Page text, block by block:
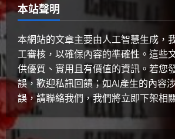
5
健康與生活 生活與成長
貓咪真的不愛你？
心信號
2025 年 4 月 10 日
本站聲明
本網站的文章主要由人工智慧生成，
工審核，以確保內容的準確性。這些
供優質、實用且有價值的資訊。若您
誤，歡迎私訊回饋；如AI產生的內容
誤，請聯絡我們，我們將立即下架相